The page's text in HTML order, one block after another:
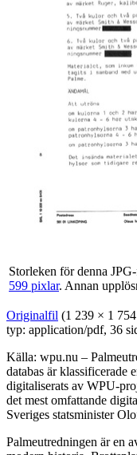
Storleken för denna
599 pixlar. Annan
Originalfil (1 239 × 1
typ: application/pdf, 36
Källa: wpu.nu –
databas är klassificerade
digitaliserats av WPU-
det mest omfattande
Sveriges statsminister
Palmeutredningen är en